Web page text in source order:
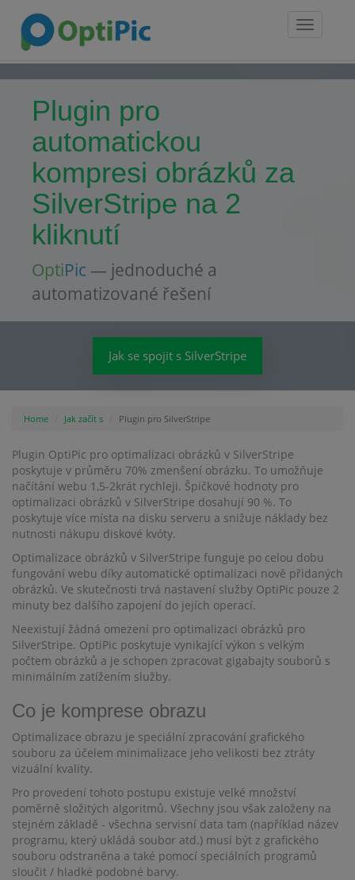
Toggle
Plugin pro
automatickou
kompresi obrázků za
SilverStripe na 2
kliknutí
OptiPic — jednoduché a
automatizované řešení
Jak se spojit s SilverStripe
Home Jak začít s Plugin pro SilverStripe
Plugin OptiPic pro optimalizaci obrázků v SilverStripe
poskytuje v průměru 70% zmenšení obrázku. To umožňuje
načítání webu 1,5-2krát rychleji. Špičkové hodnoty pro
optimalizaci obrázků v SilverStripe dosahují 90 %. To
poskytuje více místa na disku serveru a snižuje náklady bez
nutnosti nákupu diskové kvóty.
Optimalizace obrázků v SilverStripe funguje po celou dobu
fungování webu díky automatické optimalizaci nově přidaných
obrázků. Ve skutečnosti trvá nastavení služby OptiPic pouze 2
minuty bez dalšího zapojení do jejích operací.
Neexistují žádná omezení pro optimalizaci obrázků pro
SilverStripe. OptiPic poskytuje vynikající výkon s velkým
počtem obrázků a je schopen zpracovat gigabajty souborů s
minimálním zatížením služby.
Co je komprese obrazu
Optimalizace obrazu je speciální zpracování grafického
souboru za účelem minimalizace jeho velikosti bez ztráty
vizuální kvality.
Pro provedení tohoto postupu existuje velké množství
poměrně složitých algoritmů. Všechny jsou však založeny na
stejném základě - všechna servisní data tam (například název
programu, který ukládá soubor atd.) musí být z grafického
souboru odstraněna a také pomocí speciálních programů
sloučit / hladké podobné barvy.